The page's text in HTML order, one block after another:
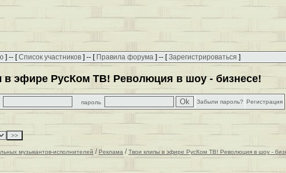
] -- [Список участников] -- [ Правила форума] -- [Зарегистрироваться ]
в эфире РусКом ТВ! Революция в шоу - бизнесе!
пароль Забыли пароль? Регистрация
музыкантов-исполнителей / Реклама /Твои клипы в эфире РусКом ТВ! Революция в шоу -